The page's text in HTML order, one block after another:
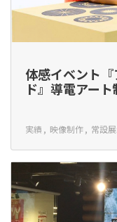
体感イベント
ド』導電アー
実績 映像制作 常設